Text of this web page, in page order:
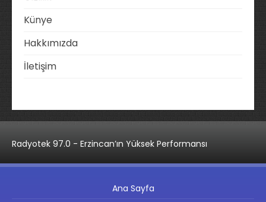
Künye
Hakkımızda
İletişim
Radyotek 97.0 - Erzincan’ın Yüksek Performansı
Ana Sayfa